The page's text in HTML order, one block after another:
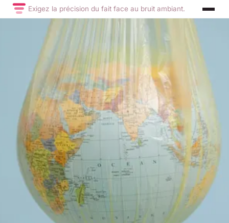
Exigez la précision du fait face au bruit ambiant.